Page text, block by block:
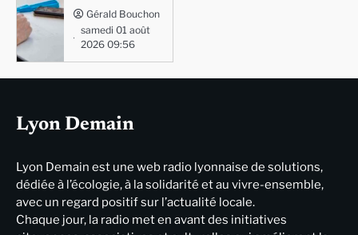
Gérald Bouchon
samedi 01 août
2026 09:56
Lyon Demain
Lyon Demain est une web radio lyonnaise de solutions,
dédiée à l’écologie, à la solidarité et au vivre-ensemble,
avec un regard positif sur l’actualité locale.
Chaque jour, la radio met en avant des initiatives